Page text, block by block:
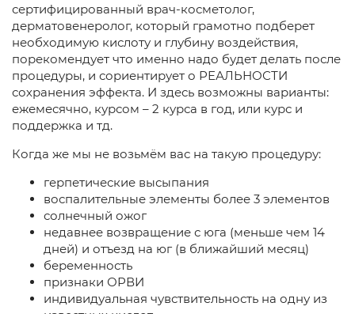
сертифицированный врач-косметолог,
дерматовенеролог, который грамотно подберет
необходимую кислоту и глубину воздействия,
порекомендует что именно надо будет делать после
процедуры, и сориентирует о РЕАЛЬНОСТИ
сохранения эффекта. И здесь возможны варианты:
ежемесячно, курсом – 2 курса в год, или курс и
поддержка и тд.
Когда же мы не возьмём вас на такую процедуру:
герпетические высыпания
воспалительные элементы более 3 элементов
солнечный ожог
недавнее возвращение с юга (меньше чем 14
дней) и отъезд на юг (в ближайший месяц)
беременность
признаки ОРВИ
индивидуальная чувствительность на одну из